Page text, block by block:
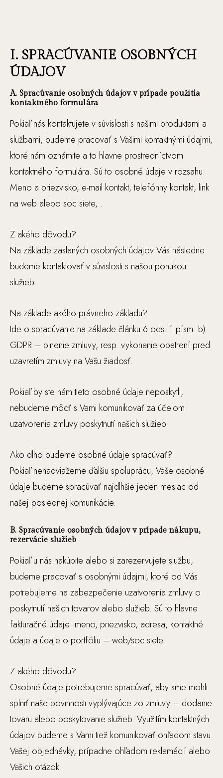
I. SPRACÚVANIE OSOBNÝCH
ÚDAJOV
A. Spracúvanie osobných údajov v prípade použitia
kontaktného formulára
Pokiaľ nás kontaktujete v súvislosti s našimi produktami a
službami, budeme pracovať s Vašimi kontaktnými údajmi,
ktoré nám oznámite a to hlavne prostredníctvom
kontaktného formulára. Sú to osobné údaje v rozsahu:
Meno a priezvisko, e-mail kontakt, telefónny kontakt, link
na web alebo soc.siete, .
Z akého dôvodu?
Na základe zaslaných osobných údajov Vás následne
budeme kontaktovať v súvislosti s našou ponukou
služieb.
Na základe akého právneho základu?
Ide o spracúvanie na základe článku 6 ods. 1 písm. b)
GDPR – plnenie zmluvy, resp. vykonanie opatrení pred
uzavretím zmluvy na Vašu žiadosť.
Pokiaľ by ste nám tieto osobné údaje neposkytli,
nebudeme môcť s Vami komunikovať za účelom
uzatvorenia zmluvy poskytnutí našich služieb.
Ako dlho budeme osobné údaje spracúvať?
Pokiaľ nenadviažeme ďalšiu spoluprácu, Vaše osobné
údaje budeme spracúvať najdlhšie jeden mesiac od
našej poslednej komunikácie.
B. Spracúvanie osobných údajov v prípade nákupu,
rezervácie služieb
Pokiaľ u nás nakúpite alebo si zarezervujete službu,
budeme pracovať s osobnými údajmi, ktoré od Vás
potrebujeme na zabezpečenie uzatvorenia zmluvy o
poskytnutí našich tovarov alebo služieb. Sú to hlavne
fakturačné údaje: meno, priezvisko, adresa, kontaktné
údaje a údaje o portfóliu – web/soc.siete.
Z akého dôvodu?
Osobné údaje potrebujeme spracúvať, aby sme mohli
splniť naše povinnosti vyplývajúce zo zmluvy – dodanie
tovaru alebo poskytovanie služieb. Využitím kontaktných
údajov budeme s Vami tiež komunikovať ohľadom stavu
Vašej objednávky, prípadne ohľadom reklamácií alebo
Vašich otázok.